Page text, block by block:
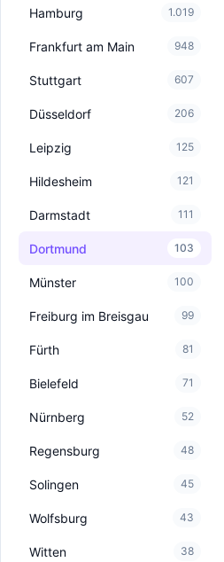
Hamburg 1.019
Frankfurt am Main 948
Stuttgart 607
Düsseldorf 206
Leipzig 125
Hildesheim 121
Darmstadt 111
Dortmund 103
Münster 100
Freiburg im Breisgau 99
Fürth 81
Bielefeld 71
Nürnberg 52
Regensburg 48
Solingen 45
Wolfsburg 43
Witten 38